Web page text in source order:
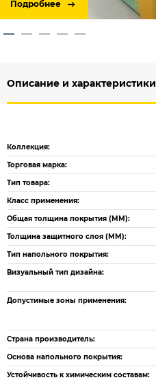
Подробнее
Описание и характеристики
Коллекция:
Торговая марка:
Тип товара:
Класс применения:
Общая толщина покрытия (ММ):
Толщина защитного слоя (ММ):
Тип напольного покрытия:
Визуальный тип дизайна:
Допустимые зоны применения:
Страна производитель:
Основа напольного покрытия:
Устойчивость к химическим составам: